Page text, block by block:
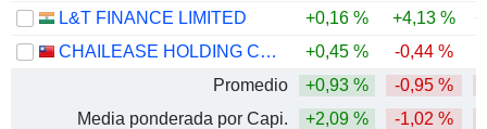
L&T FINANCE LIMITED
+0,16 % +4,13 %
CHAILEASE HOLDING COMPANY LIMITED
+0,45 % -0,44 %
Promedio
+0,93 % -0,95 %
Media ponderada por Capi.
+2,09 % -1,02 %